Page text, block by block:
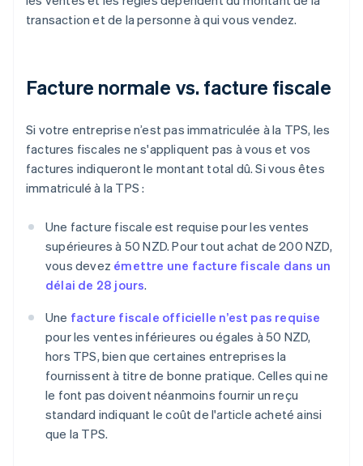
transaction et de la personne à qui vous vendez.
Facture normale vs. facture fiscale
Si votre entreprise n’est pas immatriculée à la TPS, les
factures fiscales ne s'appliquent pas à vous et vos
factures indiqueront le montant total dû. Si vous êtes
immatriculé à la TPS :
Une facture fiscale est requise pour les ventes
supérieures à 50 NZD. Pour tout achat de 200 NZD,
vous devez émettre une facture fiscale dans un
délai de 28 jours.
Une facture fiscale officielle n’est pas requise
pour les ventes inférieures ou égales à 50 NZD,
hors TPS, bien que certaines entreprises la
fournissent à titre de bonne pratique. Celles qui ne
le font pas doivent néanmoins fournir un reçu
standard indiquant le coût de l'article acheté ainsi
que la TPS.